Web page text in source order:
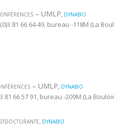
– UMLP, DYNABIO
81 66 64 49, bureau -118M (La
– UMLP, DYNABIO
81 66 57 91, bureau -209M (La
, DYNABIO